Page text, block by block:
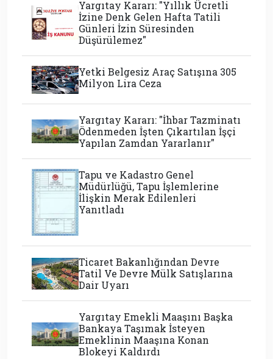
Yargıtay Kararı: "Yıllık Ücretli
İzine Denk Gelen Hafta Tatili
Günleri İzin Süresinden
Düşürülemez"
Yetki Belgesiz Araç Satışına 305
Milyon Lira Ceza
Yargıtay Kararı: "İhbar Tazminatı
Ödenmeden İşten Çıkartılan İşçi
Yapılan Zamdan Yararlanır"
Tapu ve Kadastro Genel
Müdürlüğü, Tapu İşlemlerine
İlişkin Merak Edilenleri
Yanıtladı
Ticaret Bakanlığından Devre
Tatil Ve Devre Mülk Satışlarına
Dair Uyarı
Yargıtay Emekli Maaşını Başka
Bankaya Taşımak İsteyen
Emeklinin Maaşına Konan
Blokeyi Kaldırdı